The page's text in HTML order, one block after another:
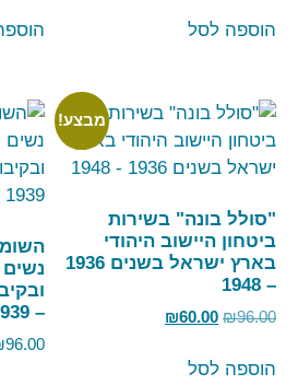
הוספה לסל
מבצע!
"סולל בונה" בשירות
ביטחון היישוב היהודי
בארץ ישראל בשנים 1936
– 1948
₪96.00
₪60.00
הוספה לסל
– 1939
96.00